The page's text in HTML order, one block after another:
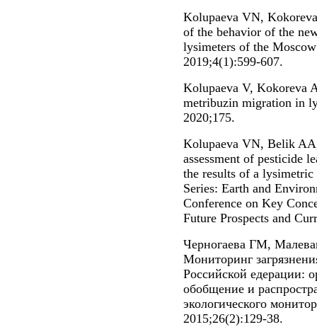
Kolupaeva VN,
of the behavior of the
lysimeters of the
2019;4(1):599-607.
Kolupaeva V, Kokoreva
metribuzin migration in
2020;175.
Kolupaeva VN, Belik
assessment of pesticide
the results of a
Series: Earth and
Conference on Key
Future Prospects and
Черногаева ГМ,
Мониторинг
Российской едерации:
обобщение и
экологического
2015;26(2):129-38.